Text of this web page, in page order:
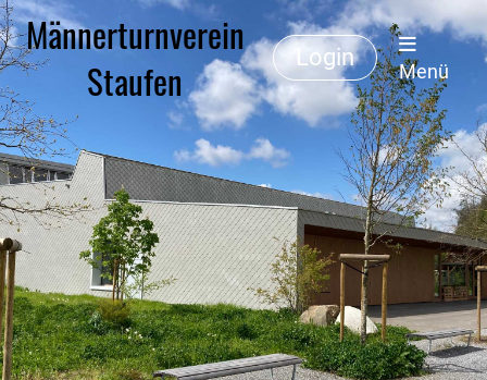
Männerturnverein
Staufen
Login
Menü